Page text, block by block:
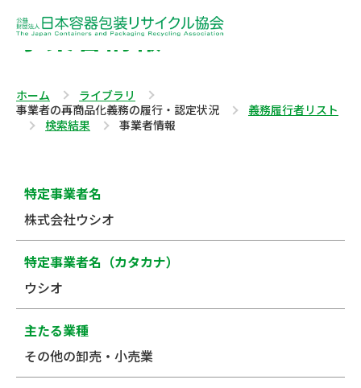
事業者情報
ホーム
ライブラリ
事業者の再商品化義務の履行・認定状況
義務履行者リスト
検索結果
事業者情報
特定事業者名
株式会社ウシオ
特定事業者名（カタカナ）
ウシオ
主たる業種
その他の卸売・小売業